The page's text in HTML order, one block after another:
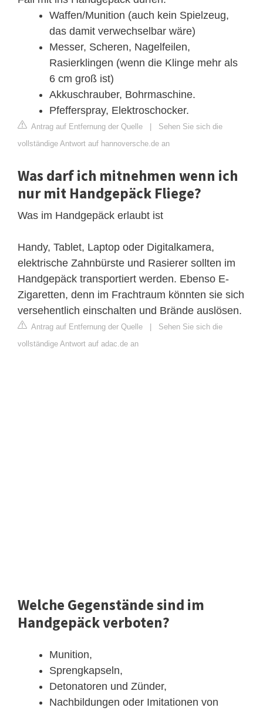
Waffen/Munition (auch kein Spielzeug,
das damit verwechselbar wäre)
Messer, Scheren, Nagelfeilen,
Rasierklingen (wenn die Klinge mehr als
6 cm groß ist)
Akkuschrauber, Bohrmaschine.
Pfefferspray, Elektroschocker.
Antrag auf Entfernung der Quelle
Sehen Sie sich die
vollständige Antwort auf hannoversche.de an
Was darf ich mitnehmen wenn ich
nur mit Handgepäck Fliege?
Was im Handgepäck erlaubt ist
Handy, Tablet, Laptop oder Digitalkamera,
elektrische Zahnbürste und Rasierer sollten im
Handgepäck transportiert werden. Ebenso E-
Zigaretten, denn im Frachtraum könnten sie sich
versehentlich einschalten und Brände auslösen.
Antrag auf Entfernung der Quelle
Sehen Sie sich die
vollständige Antwort auf adac.de an
Welche Gegenstände sind im
Handgepäck verboten?
Munition,
Sprengkapseln,
Detonatoren und Zünder,
Nachbildungen oder Imitationen von